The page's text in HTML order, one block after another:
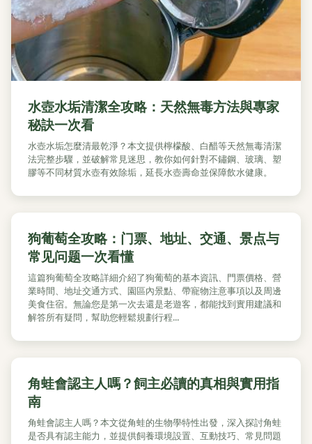
水壺水垢清潔全攻略：天然無毒方法與專家
秘訣一次看
水壺水垢怎麼清最乾淨？本文提供檸檬酸、白醋等天然無毒清潔
法完整步驟，並破解常見迷思，教你如何針對不鏽鋼、玻璃、塑
膠等不同材質水壺有效除垢，延長水壺壽命並保障飲水健康。
狗葡萄全攻略：门票、地址、交通、景点与
常见问题一次看懂
這篇狗葡萄全攻略詳細介紹了狗葡萄的基本資訊、門票價格、營
業時間、地址交通方式、園區內景點、帶寵物注意事項以及周邊
美食住宿。無論您是第一次去還是老遊客，都能找到實用建議和
解答所有疑問，幫助您輕鬆規劃行程...
角蛙會認主人嗎？飼主必讀的真相與實用指
南
角蛙會認主人嗎？本文從角蛙的生物學特性出發，深入探討角蛙
是否具有認主能力，並提供飼養環境設置、互動技巧、常見問題